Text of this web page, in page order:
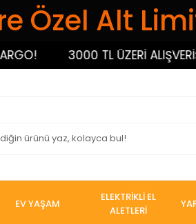
Özel Alt
3000 TL ÜZERİ
EV YAŞAM
ELEKTRİKLİ EL
ALETLERİ